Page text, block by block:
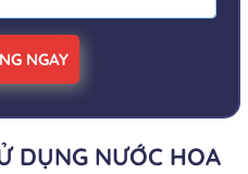
NGAY
DỤNG NƯỚC HOA